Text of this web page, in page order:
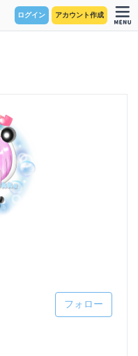
ログイン アカウント作成
フォロー